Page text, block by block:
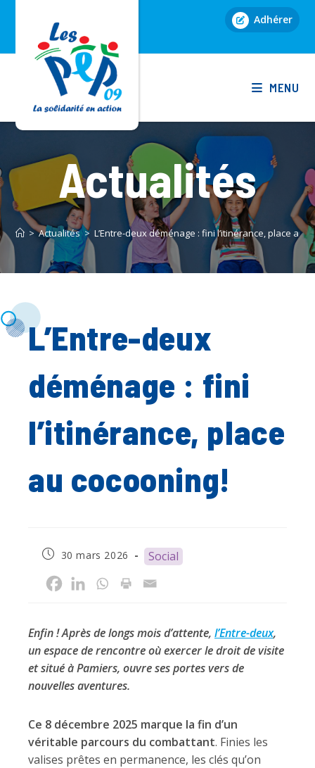
Adhérer
MENU
Actualités
> Actualités > L’Entre-deux déménage : fini l’itinérance, place au
L’Entre-deux
déménage : fini
l’itinérance, place
au cocooning!
Publication
30 mars 2026 Social
Enfin ! Après de longs mois d’attente, l’Entre-deux,
un espace de rencontre où exercer le droit de visite
et situé à Pamiers, ouvre ses portes vers de
nouvelles aventures.
Ce 8 décembre 2025 marque la fin d’un
véritable parcours du combattant. Finies les
valises prêtes en permanence, les clés qu’on